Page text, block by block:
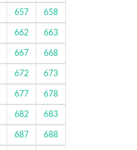
657 658
662 663
667 668
672 673
677 678
682 683
687 688